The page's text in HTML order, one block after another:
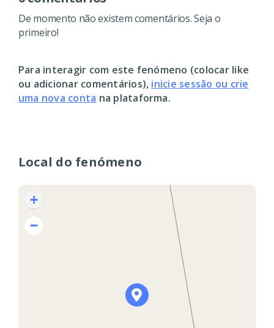
Local do fenómeno
+
−
De momento não existem comentários. Seja o
primeiro!
Para interagir com este fenómeno (colocar like
ou adicionar comentários), inicie sessão ou crie
uma nova conta na plataforma.